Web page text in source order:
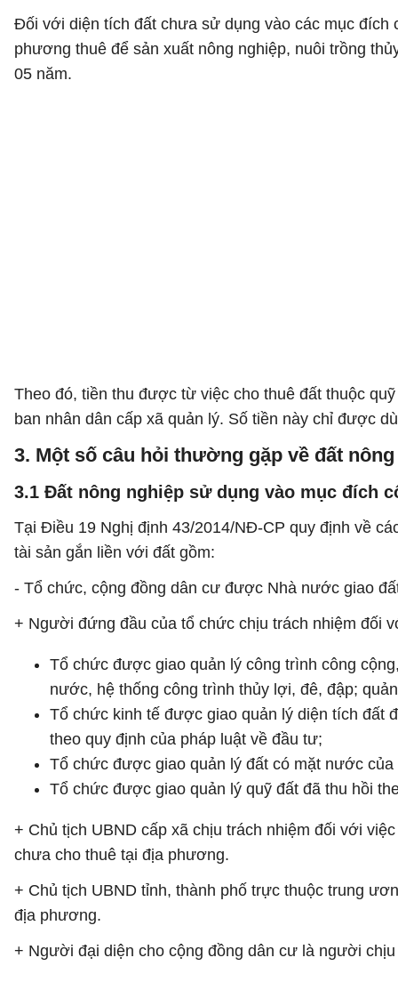
Đối với diện tích đất chưa sử dụng vào các mục đích
phương thuê để sản xuất nông nghiệp, nuôi trồng
05 năm.
Theo đó, tiền thu được từ việc cho thuê đất thuộc
ban nhân dân cấp xã quản lý. Số tiền này chỉ được
3. Một số câu hỏi thường gặp về đất
3.1 Đất nông nghiệp sử dụng vào mục đích
Tại Điều 19 Nghị định 43/2014/NĐ-CP quy định về
tài sản gắn liền với đất gồm:
- Tổ chức, cộng đồng dân cư được Nhà nước giao
+ Người đứng đầu của tổ chức chịu trách nhiệm đối
Tổ chức được giao quản lý công trình công
nước, hệ thống công trình thủy lợi, đê, đập;
Tổ chức kinh tế được giao quản lý diện tích đất
theo quy định của pháp luật về đầu tư;
Tổ chức được giao quản lý đất có mặt nước
Tổ chức được giao quản lý quỹ đất đã thu hồi
+ Chủ tịch UBND cấp xã chịu trách nhiệm đối với
chưa cho thuê tại địa phương.
+ Chủ tịch UBND tỉnh, thành phố trực thuộc trung
địa phương.
+ Người đại diện cho cộng đồng dân cư là người